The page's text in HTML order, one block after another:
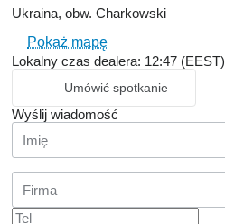
Ukraina, obw. Charkowski
Pokaż mapę
Lokalny czas dealera: 12:47 (EEST)
Umówić spotkanie
Wyślij wiadomość